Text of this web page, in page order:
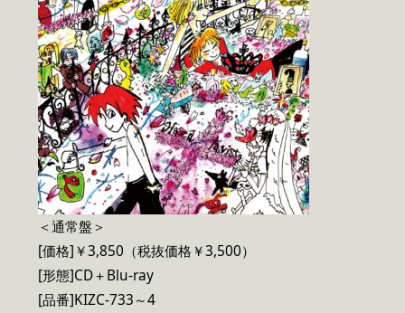
＜通常盤＞
[価格]￥3,850（税抜価格￥3,500）
[形態]CD＋Blu-ray
[品番]KIZC-733～4